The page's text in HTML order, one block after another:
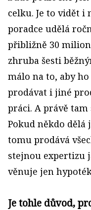
celku. Je to vidět i
poradce udělá
přibližně 30
zhruba šesti
málo na to, aby
prodávat i jiné
práci. A právě
Pokud někdo dělá
tomu prodává
stejnou expertizu
věnuje jen
Je tohle důvod,